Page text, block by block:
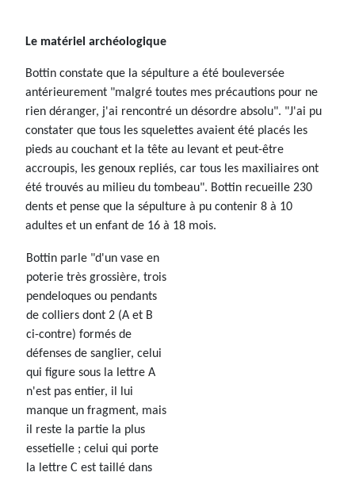
Le matériel archéologique
Bottin constate que la sépulture a été bouleversée
antérieurement "malgré toutes mes précautions pour ne
rien déranger, j'ai rencontré un désordre absolu". "J'ai pu
constater que tous les squelettes avaient été placés les
pieds au couchant et la tête au levant et peut-être
accroupis, les genoux repliés, car tous les maxiliaires ont
été trouvés au milieu du tombeau". Bottin recueille 230
dents et pense que la sépulture à pu contenir 8 à 10
adultes et un enfant de 16 à 18 mois.
Bottin parle "d'un vase en
poterie très grossière, trois
pendeloques ou pendants
de colliers dont 2 (A et B
ci-contre) formés de
défenses de sanglier, celui
qui figure sous la lettre A
n'est pas entier, il lui
manque un fragment, mais
il reste la partie la plus
essetielle ; celui qui porte
la lettre C est taillé dans